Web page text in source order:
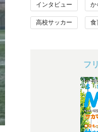
インタビュー か
高校サッカー 食
フ